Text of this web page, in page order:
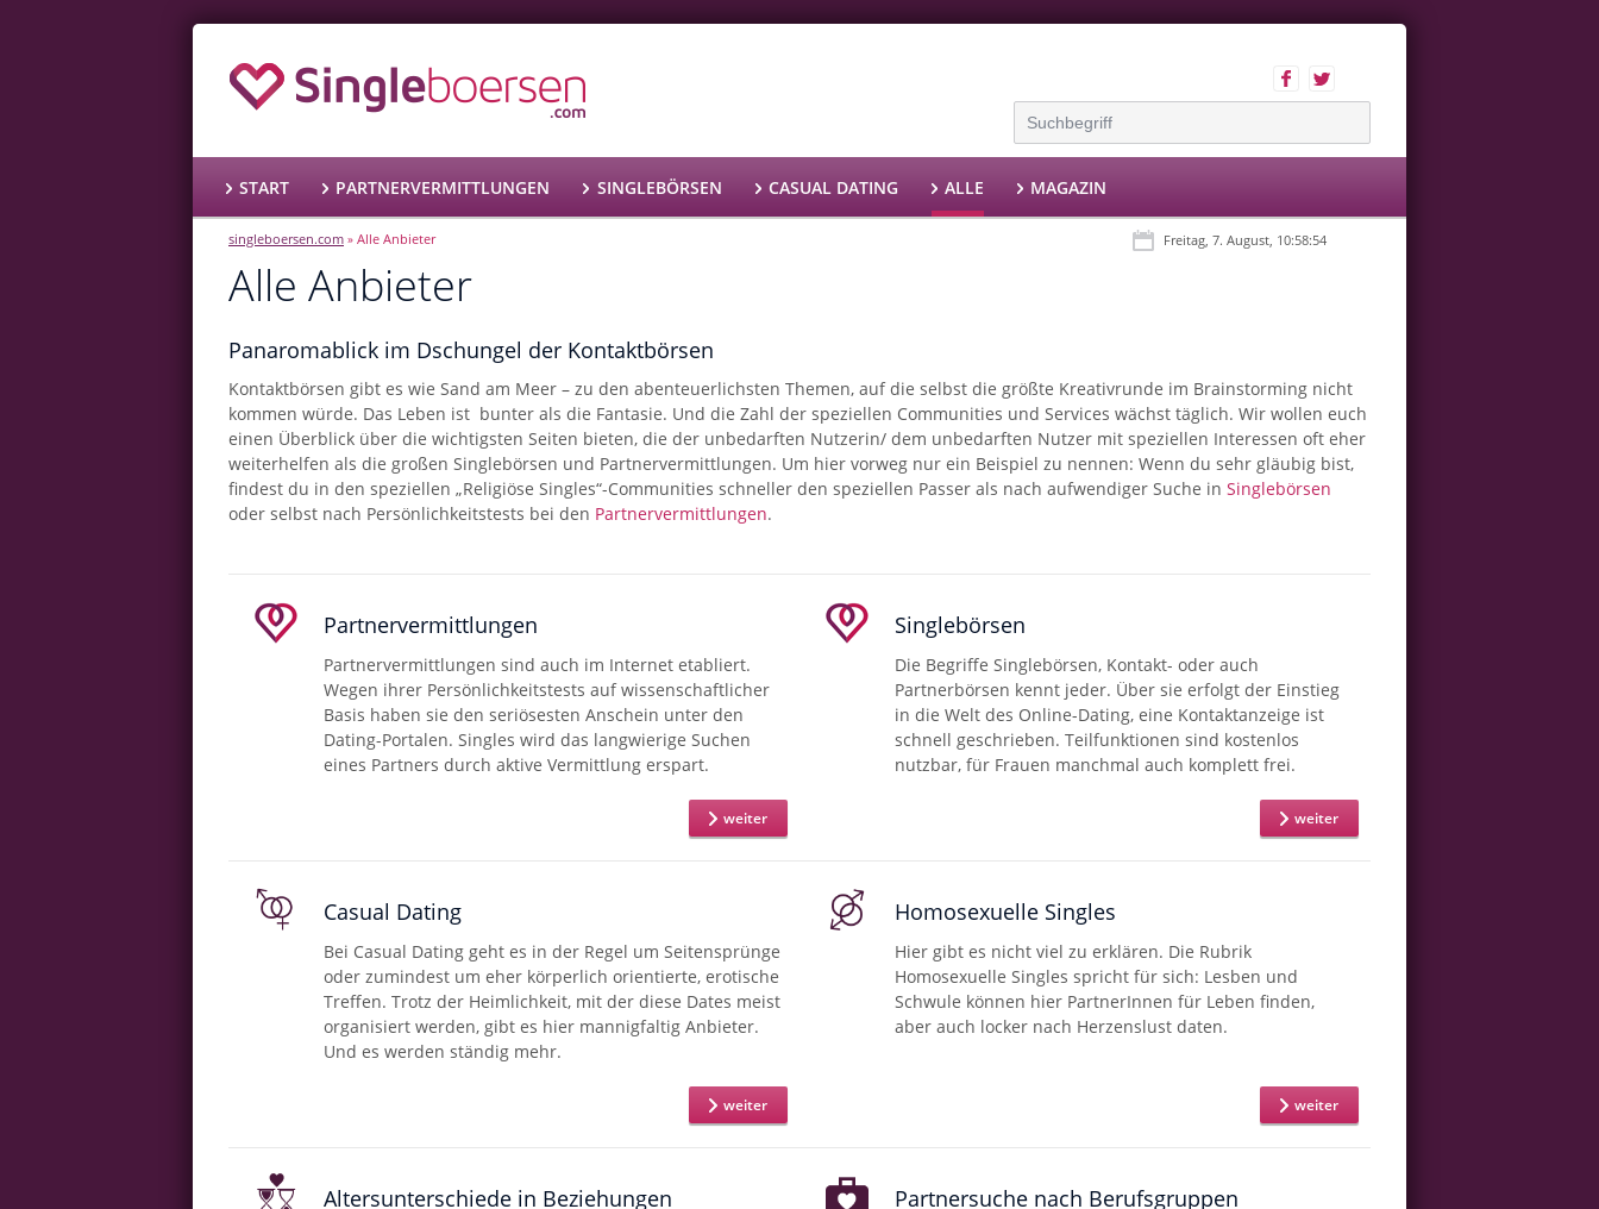
START PARTNERVERMITTLUNGEN SINGLEBÖRSEN CASUAL DATING ALLE MAGAZIN
singleboersen.com » Alle Anbieter Freitag, 7. August, 10:58:55
Alle Anbieter
Panaromablick im Dschungel der Kontaktbörsen
Kontaktbörsen gibt es wie Sand am Meer – zu den abenteuerlichsten Themen, auf die selbst die größte Kreativrunde im Brainstorming nicht
kommen würde. Das Leben ist bunter als die Fantasie. Und die Zahl der speziellen Communities und Services wächst täglich. Wir wollen euch
einen Überblick über die wichtigsten Seiten bieten, die der unbedarften Nutzerin/ dem unbedarften Nutzer mit speziellen Interessen oft eher
weiterhelfen als die großen Singlebörsen und Partnervermittlungen. Um hier vorweg nur ein Beispiel zu nennen: Wenn du sehr gläubig bist,
findest du in den speziellen „Religiöse Singles“-Communities schneller den speziellen Passer als nach aufwendiger Suche in Singlebörsen
oder selbst nach Persönlichkeitstests bei den Partnervermittlungen.
Partnervermittlungen
Partnervermittlungen sind auch im Internet etabliert.
Wegen ihrer Persönlichkeitstests auf wissenschaftlicher
Basis haben sie den seriösesten Anschein unter den
Dating-Portalen. Singles wird das langwierige Suchen
eines Partners durch aktive Vermittlung erspart.
weiter
Singlebörsen
Die Begriffe Singlebörsen, Kontakt- oder auch
Partnerbörsen kennt jeder. Über sie erfolgt der Einstieg
in die Welt des Online-Dating, eine Kontaktanzeige ist
schnell geschrieben. Teilfunktionen sind kostenlos
nutzbar, für Frauen manchmal auch komplett frei.
weiter
Casual Dating
Bei Casual Dating geht es in der Regel um Seitensprünge
oder zumindest um eher körperlich orientierte, erotische
Treffen. Trotz der Heimlichkeit, mit der diese Dates meist
organisiert werden, gibt es hier mannigfaltig Anbieter.
Und es werden ständig mehr.
weiter
Homosexuelle Singles
Hier gibt es nicht viel zu erklären. Die Rubrik
Homosexuelle Singles spricht für sich: Lesben und
Schwule können hier PartnerInnen für Leben finden,
aber auch locker nach Herzenslust daten.
weiter
Altersunterschiede in Beziehungen Partnersuche nach Berufsgruppen